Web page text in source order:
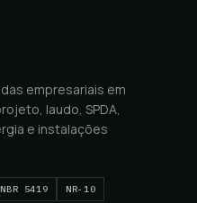
empresariais em
laudo, SPDA,
e instalações
NBR 5419 NR-10